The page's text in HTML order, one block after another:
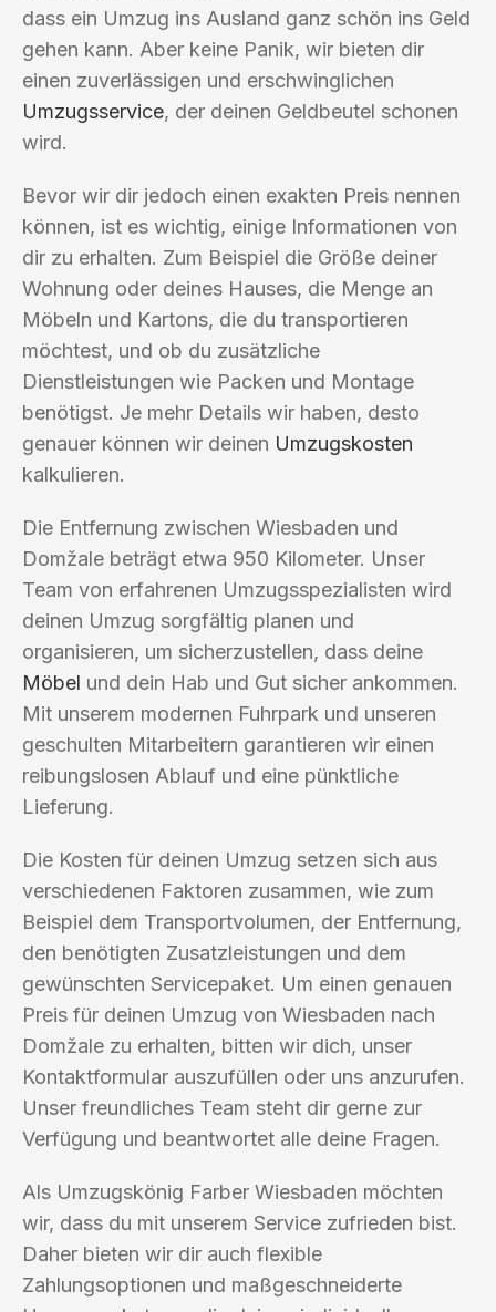
dass ein Umzug ins Ausland ganz schön ins Geld
gehen kann. Aber keine Panik, wir bieten dir
einen zuverlässigen und erschwinglichen
Umzugsservice, der deinen Geldbeutel schonen
wird.
Bevor wir dir jedoch einen exakten Preis nennen
können, ist es wichtig, einige Informationen von
dir zu erhalten. Zum Beispiel die Größe deiner
Wohnung oder deines Hauses, die Menge an
Möbeln und Kartons, die du transportieren
möchtest, und ob du zusätzliche
Dienstleistungen wie Packen und Montage
benötigst. Je mehr Details wir haben, desto
genauer können wir deinen Umzugskosten
kalkulieren.
Die Entfernung zwischen Wiesbaden und
Domžale beträgt etwa 950 Kilometer. Unser
Team von erfahrenen Umzugsspezialisten wird
deinen Umzug sorgfältig planen und
organisieren, um sicherzustellen, dass deine
Möbel und dein Hab und Gut sicher ankommen.
Mit unserem modernen Fuhrpark und unseren
geschulten Mitarbeitern garantieren wir einen
reibungslosen Ablauf und eine pünktliche
Lieferung.
Die Kosten für deinen Umzug setzen sich aus
verschiedenen Faktoren zusammen, wie zum
Beispiel dem Transportvolumen, der Entfernung,
den benötigten Zusatzleistungen und dem
gewünschten Servicepaket. Um einen genauen
Preis für deinen Umzug von Wiesbaden nach
Domžale zu erhalten, bitten wir dich, unser
Kontaktformular auszufüllen oder uns anzurufen.
Unser freundliches Team steht dir gerne zur
Verfügung und beantwortet alle deine Fragen.
Als Umzugskönig Farber Wiesbaden möchten
wir, dass du mit unserem Service zufrieden bist.
Daher bieten wir dir auch flexible
Zahlungsoptionen und maßgeschneiderte